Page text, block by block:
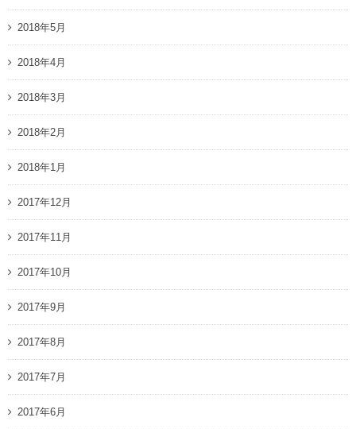
2018年5月
2018年4月
2018年3月
2018年2月
2018年1月
2017年12月
2017年11月
2017年10月
2017年9月
2017年8月
2017年7月
2017年6月